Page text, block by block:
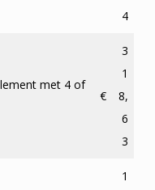
4
met 4 of
€
3
1
8,
6
3
1